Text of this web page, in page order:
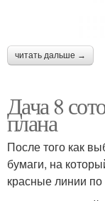
читать дальше →
Дача 8
плана
После того как
бумаги, на
красные линии по